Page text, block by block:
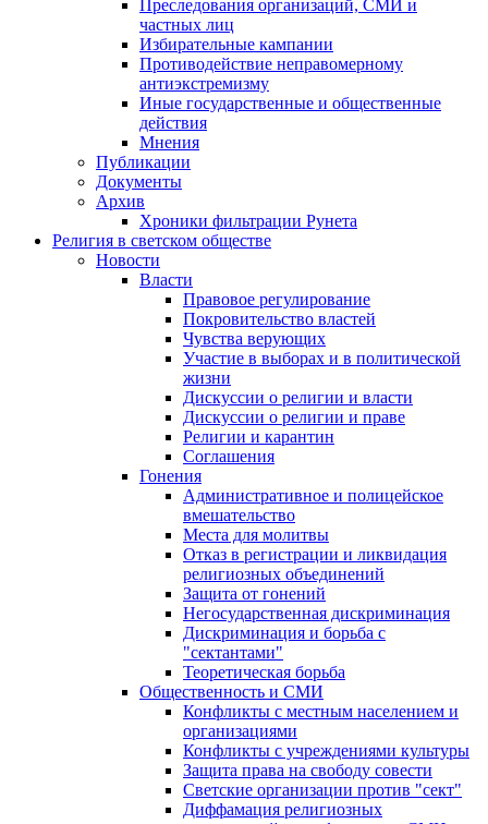
Преследования организаций, СМИ и
частных лиц
Избирательные кампании
Противодействие неправомерному
антиэкстремизму
Иные государственные и общественные
действия
Мнения
Публикации
Документы
Архив
Хроники фильтрации Рунета
Религия в светском обществе
Новости
Власти
Правовое регулирование
Покровительство властей
Чувства верующих
Участие в выборах и в политической
жизни
Дискуссии о религии и власти
Дискуссии о религии и праве
Религии и карантин
Соглашения
Гонения
Административное и полицейское
вмешательство
Места для молитвы
Отказ в регистрации и ликвидация
религиозных объединений
Защита от гонений
Негосударственная дискриминация
Дискриминация и борьба с
"сектантами"
Теоретическая борьба
Общественность и СМИ
Конфликты с местным населением и
организациями
Конфликты с учреждениями культуры
Защита права на свободу совести
Светские организации против "сект"
Диффамация религиозных